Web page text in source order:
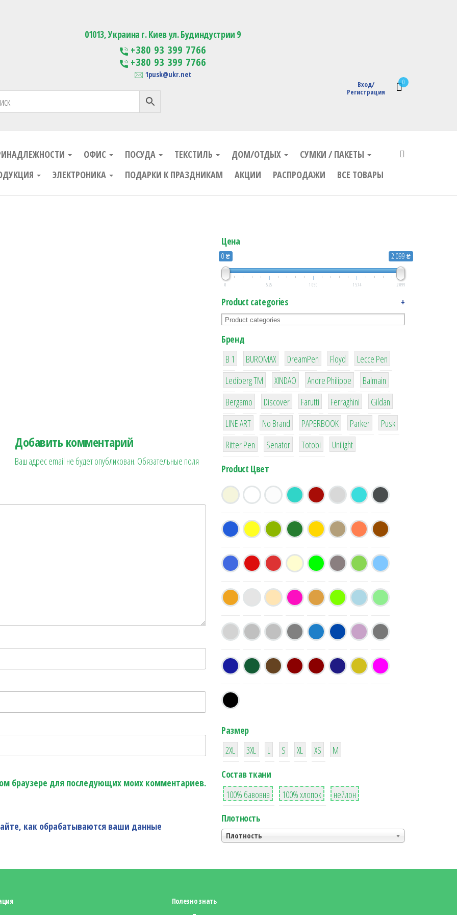
Изготовление сувенирной продукции с логотипом
0
Вход/
Регистрация
01013, Украина г. Киев ул. Будиндустрии 9
+380 93 399 7766
+380 93 399 7766
1pusk@ukr.net
ОФИС ПОСУДА ТЕКСТИЛЬ ДОМ/ОТДЫХ
СУМКИ / ПАКЕТЫ
ЭЛЕКТРОНИКА ПОДАРКИ К ПРАЗДНИКАМ АКЦИИ РАСПРОДАЖИ ВСЕ ТОВАРЫ
Добавить комментарий
Ваш адрес email не будет опубликован. Обязательные поля
браузере для последующих моих комментариев.
как обрабатываются ваши данные
Цена
0 ₴ 2 099 ₴
0 525 1 050 1 574 2 099
Product categories +
Бренд
B 1
1
BUROMAX
1
DreamPen
2
Floyd
2
Lecce Pen
3
Lediberg ТМ
3
XINDAO
1
Andre Philippe
4
Balmain
26
Bergamo
64
Discover
299
Farutti
4
Ferraghini
42
Gildan
4
LINE ART
90
No Brand
8
PAPERBOOK
6
Parker
2
Pusk
22
Ritter Pen
15
Senator
43
Totobi
1
Unilight
Product Цвет
Размер
38
2XL
16
3XL
42
L
42
S
42
XL XS
М
Состав ткани
8
100% бавовна
36
100% хлопок
2
нейлон
Плотность
Плотность
Полезно знать